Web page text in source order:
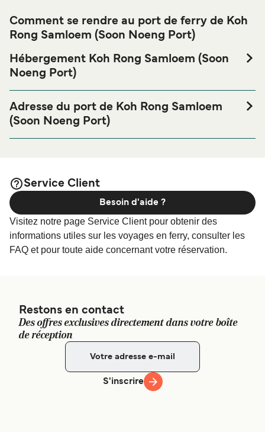
Comment se rendre au port de ferry de Koh
Rong Samloem (Soon Noeng Port)
Hébergement Koh Rong Samloem (Soon
Noeng Port)
Rong Samloem (Soon Noeng Port) ou à proximité, avant
ou après votre voyage ou si vous êtes à la recherche de
logements pour votre séjour, merci de bien vouloir visiter
Adresse du port de Koh Rong Samloem
(Soon Noeng Port)
Service Client
Visitez notre page Service Client pour obtenir des
informations utiles sur les voyages en ferry, consulter les
FAQ et pour toute aide concernant votre réservation.
Besoin d'aide ?
Restons en contact
Des offres exclusives directement dans votre boîte
de réception
S'inscrire